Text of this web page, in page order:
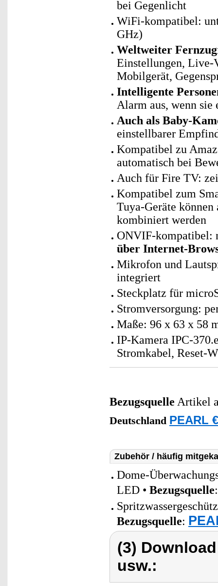
bei Gegenlicht
WiFi-kompatibel:
GHz)
Weltweiter
Einstellungen, Live-
Mobilgerät,
Intelligente
Alarm aus, wenn sie
Auch als Baby-
einstellbarer
Kompatibel zu
automatisch bei
Auch für Fire TV:
Kompatibel zum
Tuya-Geräte
kombiniert werden
ONVIF-kompatibel:
über Internet-
Mikrofon und
integriert
Steckplatz für
Stromversorgung:
Maße: 96 x 63 x 58
IP-Kamera IPC-
Stromkabel, Reset-
Bezugsquelle Artikel
Deutschland PEARL
Zubehör / häufig
Dome-
LED • Bezugsquelle
Bezugsquelle:
(3)
usw.: